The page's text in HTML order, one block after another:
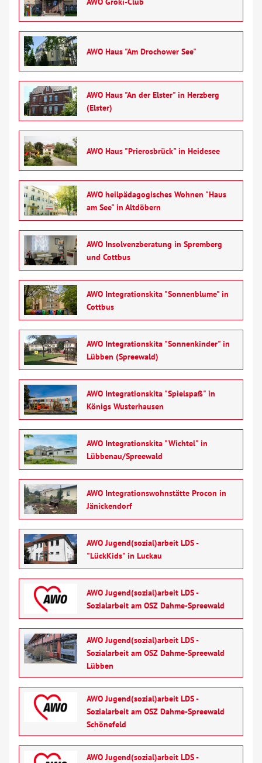
AWO Haus "Am Drochower See"
AWO Haus "An der Elster" in Herzberg
(Elster)
AWO Haus "Prierosbrück" in Heidesee
AWO heilpädagogisches Wohnen "Haus
am See" in Altdöbern
AWO Insolvenzberatung in Spremberg
und Cottbus
AWO Integrationskita "Sonnenblume" in
Cottbus
AWO Integrationskita "Sonnenkinder" in
Lübben (Spreewald)
AWO Integrationskita "Spielspaß" in
Königs Wusterhausen
AWO Integrationskita "Wichtel" in
Lübbenau/Spreewald
AWO Integrationswohnstätte Procon in
Jänickendorf
AWO Jugend(sozial)arbeit LDS -
"LückKids" in Luckau
AWO Jugend(sozial)arbeit LDS -
Sozialarbeit am OSZ Dahme-Spreewald
AWO Jugend(sozial)arbeit LDS -
Sozialarbeit am OSZ Dahme-Spreewald
Lübben
AWO Jugend(sozial)arbeit LDS -
Sozialarbeit am OSZ Dahme-Spreewald
Schönefeld
AWO Jugend(sozial)arbeit LDS -